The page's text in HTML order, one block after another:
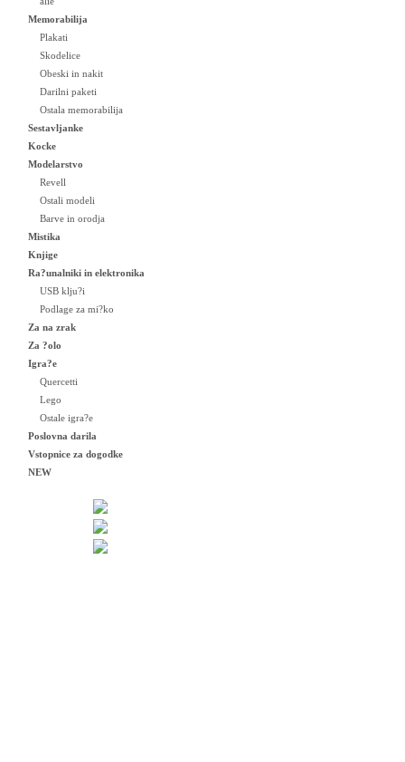
Memorabilija
Plakati
Skodelice
Obeski in nakit
Darilni paketi
Ostala memorabilija
Sestavljanke
Kocke
Modelarstvo
Revell
Ostali modeli
Barve in orodja
Mistika
Knjige
Ra?unalniki in elektronika
USB klju?i
Podlage za mi?ko
Za na zrak
Za ?olo
Igra?e
Quercetti
Lego
Ostale igra?e
Poslovna darila
Vstopnice za dogodke
NEW